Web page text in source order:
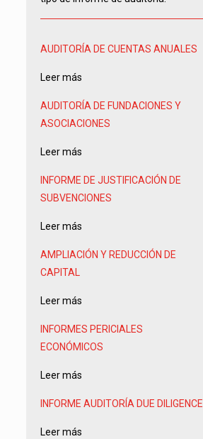
AUDITORÍA DE CUENTAS ANUALES
Leer más
AUDITORÍA DE FUNDACIONES Y
ASOCIACIONES
Leer más
INFORME DE JUSTIFICACIÓN DE
SUBVENCIONES
Leer más
AMPLIACIÓN Y REDUCCIÓN DE
CAPITAL
Leer más
INFORMES PERICIALES
ECONÓMICOS
Leer más
INFORME AUDITORÍA DUE DILIGENCE
Leer más